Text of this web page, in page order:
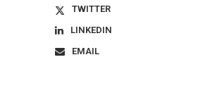
TWITTER
LINKEDIN
EMAIL